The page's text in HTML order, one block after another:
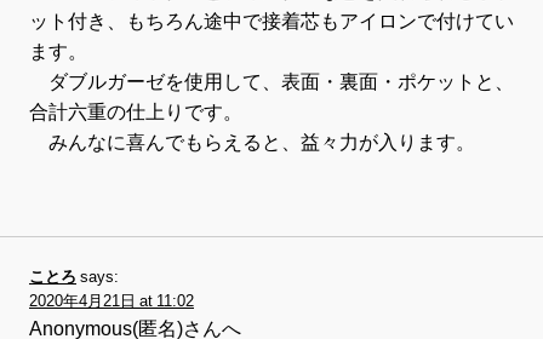
ット付き、もちろん途中で接着芯もアイロンで付けてい
ます。
ダブルガーゼを使用して、表面・裏面・ポケットと、
合計六重の仕上りです。
みんなに喜んでもらえると、益々力が入ります。
ことろ says:
2020年4月21日 at 11:02
Anonymous(匿名)さんへ